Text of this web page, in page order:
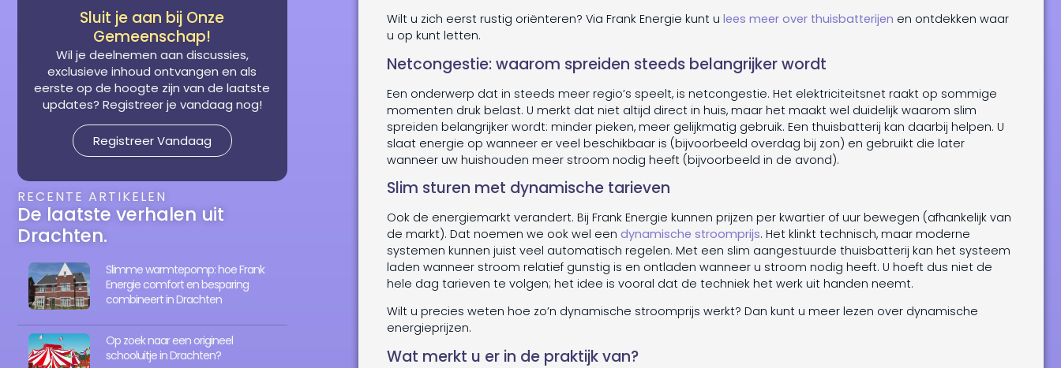
Wilt u zich eerst rustig oriënteren? Via Frank Energie kunt u lees meer over thuisbatterijen en ontdekken waar
u op kunt letten.
Netcongestie: waarom spreiden steeds belangrijker wordt
Een onderwerp dat in steeds meer regio’s speelt, is netcongestie. Het elektriciteitsnet raakt op sommige
momenten druk belast. U merkt dat niet altijd direct in huis, maar het maakt wel duidelijk waarom slim
spreiden belangrijker wordt: minder pieken, meer gelijkmatig gebruik. Een thuisbatterij kan daarbij helpen. U
slaat energie op wanneer er veel beschikbaar is (bijvoorbeeld overdag bij zon) en gebruikt die later
wanneer uw huishouden meer stroom nodig heeft (bijvoorbeeld in de avond).
Slim sturen met dynamische tarieven
Ook de energiemarkt verandert. Bij Frank Energie kunnen prijzen per kwartier of uur bewegen (afhankelijk van
de markt). Dat noemen we ook wel een dynamische stroomprijs. Het klinkt technisch, maar moderne
systemen kunnen juist veel automatisch regelen. Met een slim aangestuurde thuisbatterij kan het systeem
laden wanneer stroom relatief gunstig is en ontladen wanneer u stroom nodig heeft. U hoeft dus niet de
hele dag tarieven te volgen; het idee is vooral dat de techniek het werk uit handen neemt.
Wilt u precies weten hoe zo’n dynamische stroomprijs werkt? Dan kunt u meer lezen over dynamische
energieprijzen.
Wat merkt u er in de praktijk van?
Sluit je aan bij Onze
Gemeenschap!
Wil je deelnemen aan discussies,
exclusieve inhoud ontvangen en als
eerste op de hoogte zijn van de laatste
updates? Registreer je vandaag nog!
Registreer Vandaag
RECENTE ARTIKELEN
De laatste verhalen uit
Drachten.
Slimme warmtepomp: hoe Frank
Energie comfort en besparing
combineert in Drachten
Op zoek naar een origineel
schooluitje in Drachten?